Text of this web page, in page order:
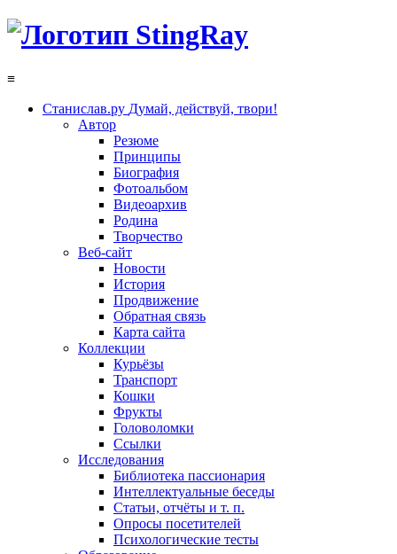
≡
Станислав.ру Думай, действуй, твори!
Автор
Резюме
Принципы
Биография
Фотоальбом
Видеоархив
Родина
Творчество
Веб-сайт
Новости
История
Продвижение
Обратная связь
Карта сайта
Коллекции
Курьёзы
Транспорт
Кошки
Фрукты
Головоломки
Ссылки
Исследования
Библиотека пассионария
Интеллектуальные беседы
Статьи, отчёты и т. п.
Опросы посетителей
Психологические тесты